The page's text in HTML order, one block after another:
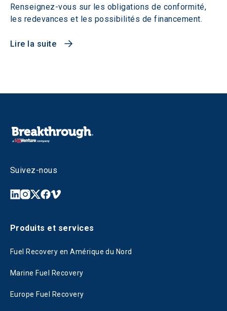
Renseignez-vous sur les obligations de conformité,
les redevances et les possibilités de financement.
Lire la suite
Suivez-nous
Produits et services
Fuel Recovery en Amérique du Nord
Marine Fuel Recovery
Europe Fuel Recovery